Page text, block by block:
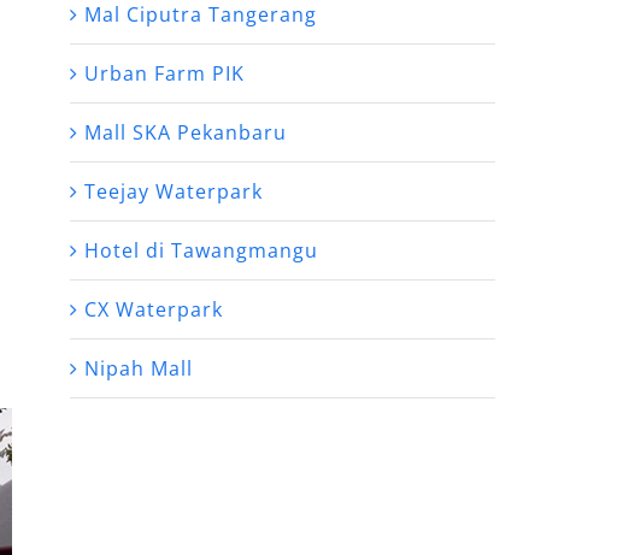
Mal Ciputra Tangerang
Urban Farm PIK
Mall SKA Pekanbaru
Teejay Waterpark
Hotel di Tawangmangu
CX Waterpark
Nipah Mall